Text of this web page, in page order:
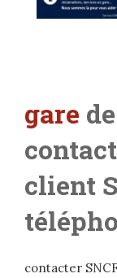
gare
client
contacter